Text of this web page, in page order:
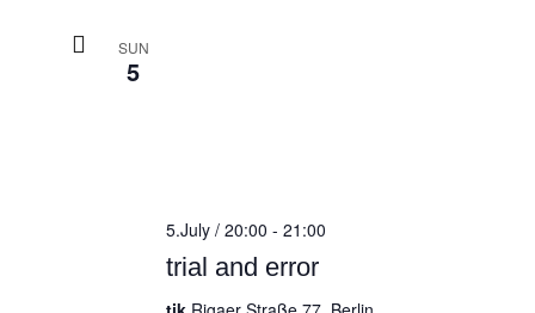
SUN
5
trial and error
5.July / 20:00 - 21:00